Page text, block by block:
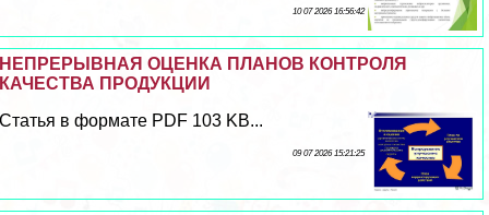
10 07 2026 16:56:42
НЕПРЕРЫВНАЯ ОЦЕНКА ПЛАНОВ КОНТРОЛЯ
КАЧЕСТВА ПРОДУКЦИИ
Статья в формате PDF 103 KB...
09 07 2026 15:21:25